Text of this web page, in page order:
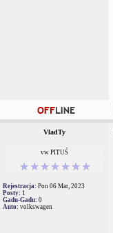
VladTy
vw PITUŚ
Rejestracja: Pon 06 Mar, 2023
Posty: 1
Gadu-Gadu: 0
Auto: volkswagen